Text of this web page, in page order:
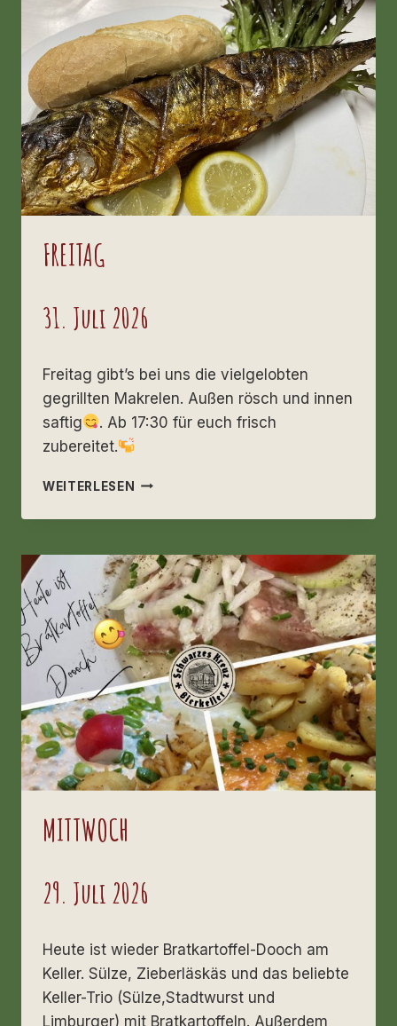
FREITAG
31. Juli 2026
Freitag gibt’s bei uns die vielgelobten
gegrillten Makrelen. Außen rösch und innen
saftig
. Ab 17:30 für euch frisch
zubereitet.
WEITERLESEN FREITAG
MITTWOCH
29. Juli 2026
Heute ist wieder Bratkartoffel-Dooch am
Keller. Sülze, Zieberläskäs und das beliebte
Keller-Trio (Sülze,Stadtwurst und
Limburger) mit Bratkartoffeln. Außerdem